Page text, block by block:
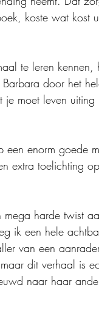
koste wat kost
te leren
door het
moet leven uiting
een enorm goede
extra toelichting
harde twist
ik een hele
van een
naar haar